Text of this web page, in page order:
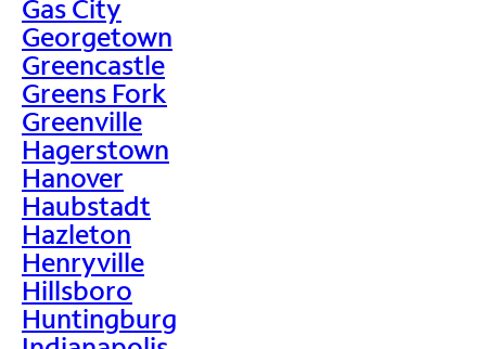
Gas City
Georgetown
Greencastle
Greens Fork
Greenville
Hagerstown
Hanover
Haubstadt
Hazleton
Henryville
Hillsboro
Huntingburg